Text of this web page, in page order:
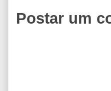
Postar um